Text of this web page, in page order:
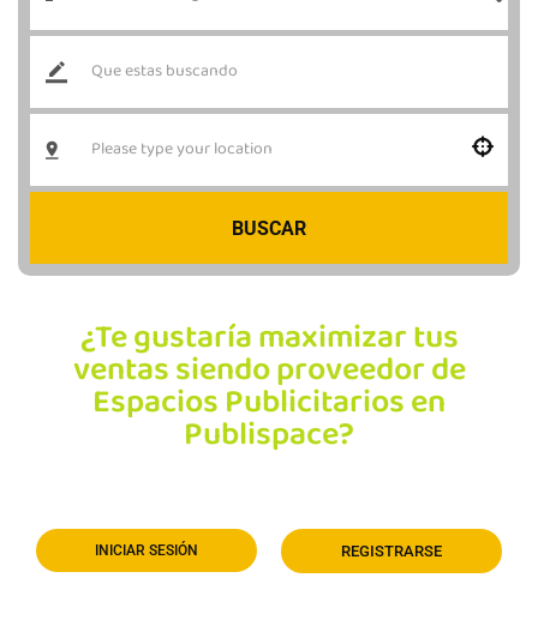
BUSCAR
¿Te gustaría maximizar tus
ventas siendo proveedor de
Espacios Publicitarios en
Publispace?
INICIAR SESIÓN REGISTRARSE